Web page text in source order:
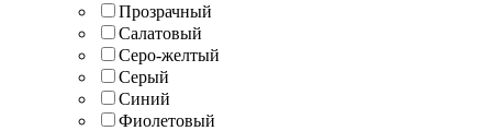
Прозрачный
Салатовый
Серо-желтый
Серый
Синий
Фиолетовый